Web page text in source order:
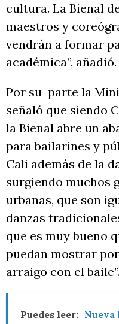
cultura. La Bienal
maestros y
vendrán a formar
académica”, añadió.
Por su parte la
señaló que siendo
la Bienal abre un
para bailarines y
Cali además de la
surgiendo muchos
urbanas, que son
danzas
que es muy bueno
puedan mostrar
arraigo con el baile”.
Puedes leer: Nueva